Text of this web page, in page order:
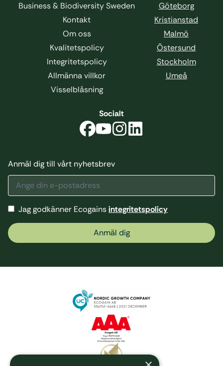
Business & Biodiversity Sweden
Kontakt
Om oss
Kvalitetspolicy
Integritetspolicy
Allmänna villkor
Visselblåsning
Göteborg
Kristianstad
Malmö
Östersund
Stockholm
Umeå
Socialt
Anmäl dig till vårt nyhetsbrev
Jag godkänner Ecogainsintegritetspolicy
Anmäl dig